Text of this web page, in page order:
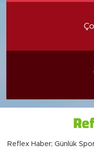
Reflex Haber; Günlük Spor